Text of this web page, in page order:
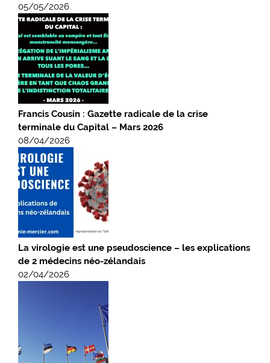
05/05/2026
Francis Cousin : Gazette radicale de la crise
terminale du Capital – Mars 2026
08/04/2026
La virologie est une pseudoscience – les explications
de 2 médecins néo-zélandais
02/04/2026